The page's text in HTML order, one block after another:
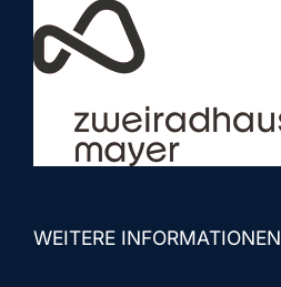
WEITERE INFORMATIONEN